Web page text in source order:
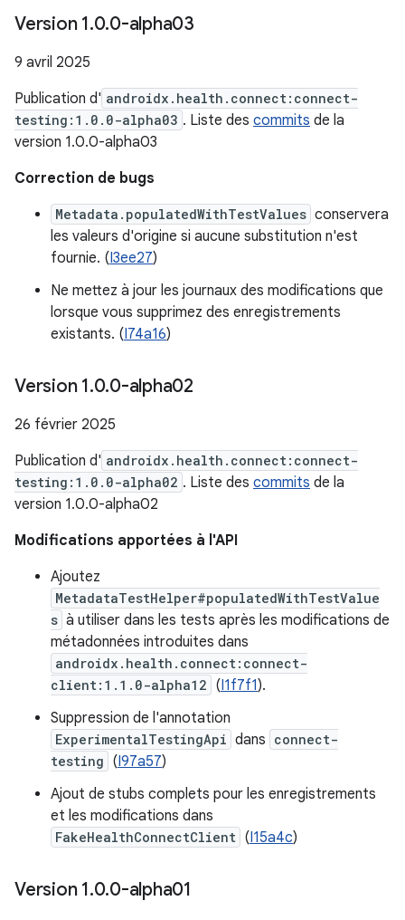
Version 1.0.0-alpha03
9 avril 2025
Publication d' androidx.health.connect:connect-
testing:1.0.0-alpha03 . Liste des commits de la
version 1.0.0-alpha03
Correction de bugs
Metadata.populatedWithTestValues conservera
les valeurs d'origine si aucune substitution n'est
fournie. (I3ee27)
Ne mettez à jour les journaux des modifications que
lorsque vous supprimez des enregistrements
existants. (I74a16)
Version 1.0.0-alpha02
26 février 2025
Publication d' androidx.health.connect:connect-
testing:1.0.0-alpha02 . Liste des commits de la
version 1.0.0-alpha02
Modifications apportées à l'API
Ajoutez
MetadataTestHelper#populatedWithTestValue
s à utiliser dans les tests après les modifications de
métadonnées introduites dans
androidx.health.connect:connect-
client:1.1.0-alpha12 (I1f7f1).
Suppression de l'annotation
ExperimentalTestingApi dans connect-
testing (I97a57)
Ajout de stubs complets pour les enregistrements
et les modifications dans
FakeHealthConnectClient (I15a4c)
Version 1.0.0-alpha01